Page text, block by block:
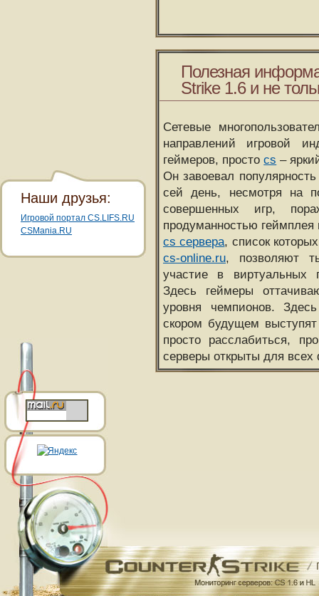
Полезная
Strike 1.6 и не
Сетевые
направлений игровой
геймеров, простоcs –
Он завоевал
сей день, несмотря на
совершенных игр,
продуманностью
cs сервера, список
cs-online.ru, позволяют
участие в виртуальных
Здесь геймеры
уровня чемпионов.
скором будущем
просто расслабиться,
серверы открыты для всех
Наши друзья:
Игровой портал CS.LIFS.RU
CSMania.RU